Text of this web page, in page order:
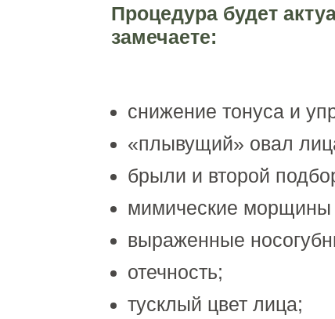
Процедура будет
замечаете:
снижение тонуса и
«плывущий» овал
брыли и второй
мимические
выраженные
отечность;
тусклый цвет лица;